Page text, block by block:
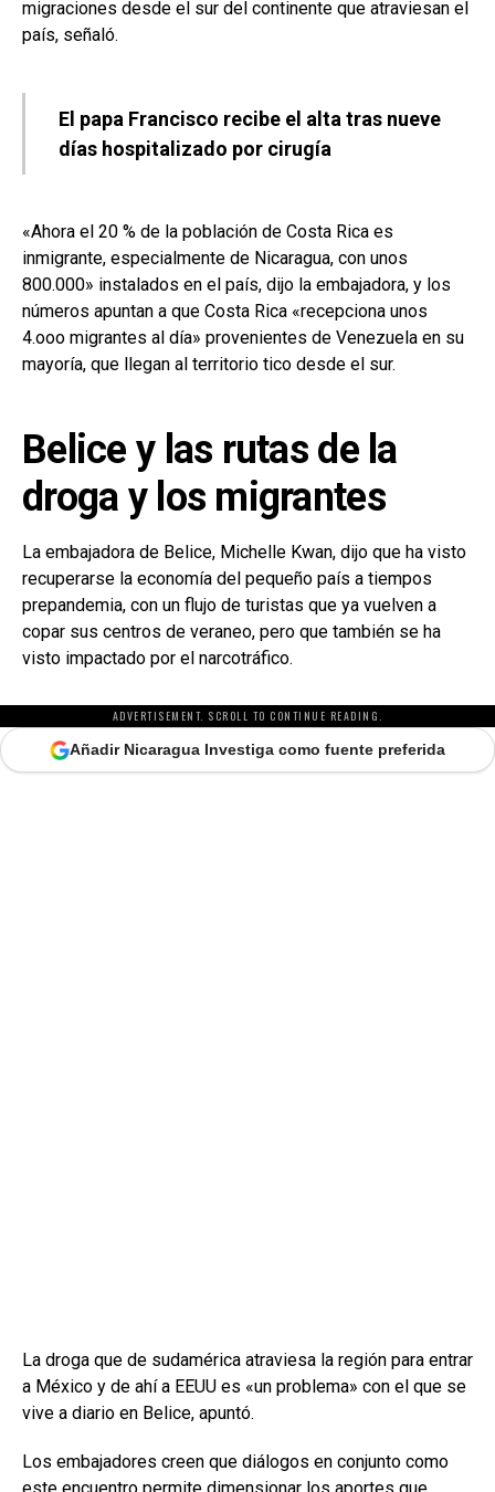
migraciones desde el sur del continente que atraviesan el
país, señaló.
El papa Francisco recibe el alta tras nueve
días hospitalizado por cirugía
«Ahora el 20 % de la población de Costa Rica es
inmigrante, especialmente de Nicaragua, con unos
800.000» instalados en el país, dijo la embajadora, y los
números apuntan a que Costa Rica «recepciona unos
4.ooo migrantes al día» provenientes de Venezuela en su
mayoría, que llegan al territorio tico desde el sur.
Belice y las rutas de la
droga y los migrantes
La embajadora de Belice, Michelle Kwan, dijo que ha visto
recuperarse la economía del pequeño país a tiempos
prepandemia, con un flujo de turistas que ya vuelven a
copar sus centros de veraneo, pero que también se ha
visto impactado por el narcotráfico.
ADVERTISEMENT. SCROLL TO CONTINUE READING.
Añadir Nicaragua Investiga como fuente preferida
La droga que de sudamérica atraviesa la región para entrar
a México y de ahí a EEUU es «un problema» con el que se
vive a diario en Belice, apuntó.
Los embajadores creen que diálogos en conjunto como